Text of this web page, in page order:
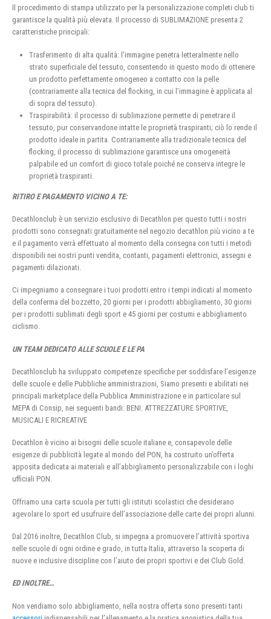
Il procedimento di stampa utilizzato per la personalizzazione completi club ti
garantisce la qualità più elevata. Il processo di SUBLIMAZIONE presenta 2
caratteristiche principali:
Trasferimento di alta qualità: l’immagine penetra letteralmente nello
strato superficiale del tessuto, consentendo in questo modo di ottenere
un prodotto perfettamente omogeneo a contatto con la pelle
(contrariamente alla tecnica del flocking, in cui l’immagine è applicata al
di sopra del tessuto).
Traspirabilità: il processo di sublimazione permette di penetrare il
tessuto, pur conservandone intatte le proprietà traspiranti; ciò lo rende il
prodotto ideale in partita. Contrariamente alla tradizionale tecnica del
flocking, il processo di sublimazione garantisce una omogeneità
palpabile ed un comfort di gioco totale poiché ne conserva integre le
proprietà traspiranti.
RITIRO E PAGAMENTO VICINO A TE:
Decathlonclub è un servizio esclusivo di Decathlon per questo tutti i nostri
prodotti sono consegnati gratuitamente nel negozio decathlon più vicino a te
e il pagamento verrà effettuato al momento della consegna con tutti i metodi
disponibili nei nostri punti vendita, contanti, pagamenti elettronici, assegni e
pagamenti dilazionati.
Ci impegniamo a consegnare i tuoi prodotti entro i tempi indicati al momento
della conferma del bozzetto, 20 giorni per i prodotti abbigliamento, 30 giorni
per i prodotti sublimati degli sport e 45 giorni per costumi e abbigliamento
ciclismo.
UN TEAM DEDICATO ALLE SCUOLE E LE PA
Decathlonclub ha sviluppato competenze specifiche per soddisfare l’esigenze
delle scuole e delle Pubbliche amministrazioni, Siamo presenti e abilitati nei
principali marketplace della Pubblica Amministrazione e in particolare sul
MEPA di Consip, nei seguenti bandi: BENI: ATTREZZATURE SPORTIVE,
MUSICALI E RICREATIVE
Decathlon è vicino ai bisogni delle scuole italiane e, consapevole delle
esigenze di pubblicità legate al mondo del PON, ha costruito un’offerta
apposita dedicata ai materiali e all’abbigliamento personalizzabile con i loghi
ufficiali PON.
Offriamo una carta scuola per tutti gli istituti scolastici che desiderano
agevolare lo sport ed usufruire dell’associazione delle carte dei propri alunni.
Dal 2016 inoltre, Decathlon Club, si impegna a promuovere l’attività sportiva
nelle scuole di ogni ordine e grado, in tutta Italia, attraverso la scoperta di
nuove e inclusive discipline con l’aiuto dei propri sportivi e dei Club Gold.
ED INOLTRE…
Non vendiamo solo abbigliamento, nella nostra offerta sono presenti tanti